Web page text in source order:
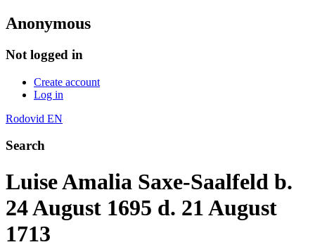
Anonymous
Not logged in
Create account
Log in
Rodovid EN
Search
Luise Amalia Saxe-Saalfeld b.
24 August 1695 d. 21 August
1713